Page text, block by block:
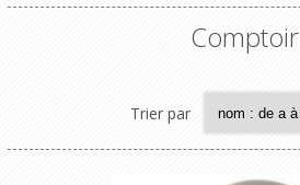
Comptoir
Trier par